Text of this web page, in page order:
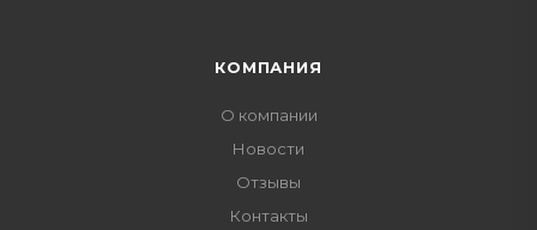
КОМПАНИЯ
О компании
Новости
Отзывы
Контакты